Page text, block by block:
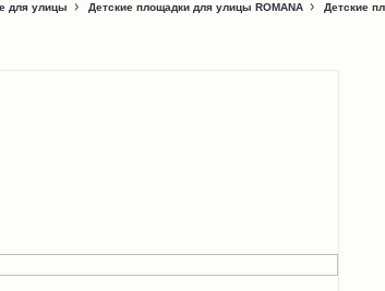
для улицы Детские площадки для улицы ROMANA Детские